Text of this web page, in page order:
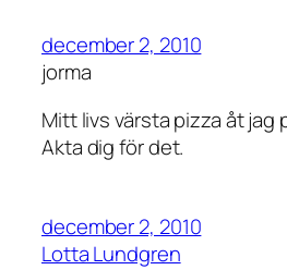
december 2, 2010
jorma
Mitt livs värsta pizza åt jag
Akta dig för det.
december 2, 2010
Lotta Lundgren